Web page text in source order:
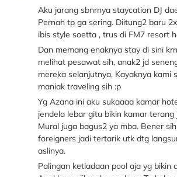
Aku jarang sbnrnya staycation DJ
Pernah tp ga sering. Diitung2 baru
ibis style soetta , trus di FM7 resort
Dan memang enaknya stay di sini
melihat pesawat sih, anak2 jd
mereka selanjutnya. Kayaknya kami
maniak traveling sih :p
Yg Azana ini aku sukaaaa kamar
jendela lebar gitu bikin kamar terang
Mural juga bagus2 ya mba. Bener
foreigners jadi tertarik utk dtg
aslinya.
Palingan ketiadaan pool aja yg bikin